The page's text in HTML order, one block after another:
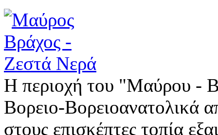
Η περιοχή του "Μαύρου -
Βορειο-Βορειοανατολικά
στους επισκέπτες τοπία